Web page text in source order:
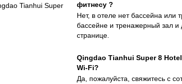
Tianhui Super
фитнесу ?
Нет, в отеле нет бассейна
бассейне и тренажерный зал и
странице.
Qingdao Tianhui Super 8
Wi-Fi?
Да, пожалуйста, свяжитесь с